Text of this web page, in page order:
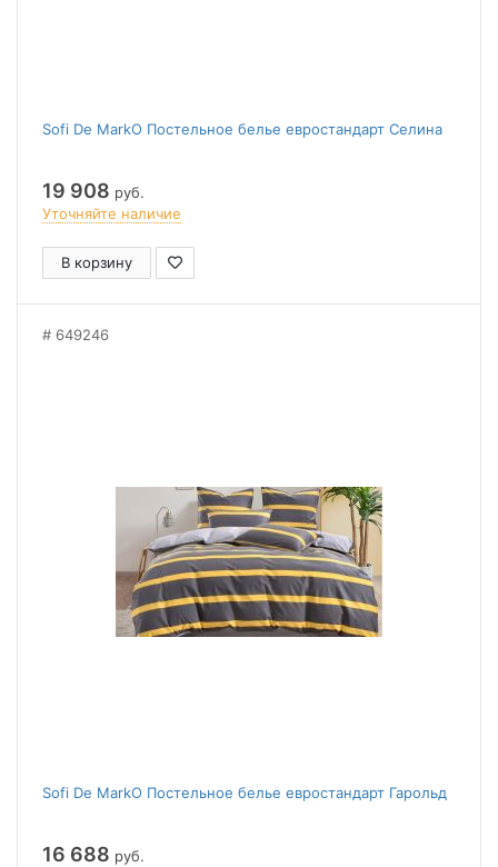
Sofi De MarkO Постельное белье евростандарт Селина
19 908 руб.
Уточняйте наличие
В корзину
649246
Sofi De MarkO Постельное белье евростандарт Гарольд
16 688 руб.